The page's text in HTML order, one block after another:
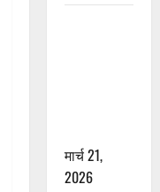
मार्च 21,
2026